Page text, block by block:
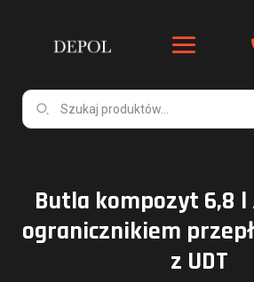
Butla kompozyt 6,8
ogranicznikiem
z UDT